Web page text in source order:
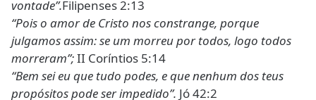
vontade”.Filipenses 2:13
“Pois o amor de Cristo nos constrange, porque
julgamos assim: se um morreu por todos, logo todos
morreram”;II Coríntios 5:14
“Bem sei eu que tudo podes, e que nenhum dos teus
propósitos pode ser impedido”. Jó 42:2